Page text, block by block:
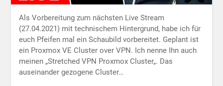
Als Vorbereitung zum nächsten Live Stream
(27.04.2021) mit technischem Hintergrund, habe ich für
euch Pfeifen mal ein Schaubild vorbereitet. Geplant ist
ein Proxmox VE Cluster over VPN. Ich nenne Ihn auch
meinen „Stretched VPN Proxmox Cluster„. Das
auseinander gezogene Cluster…